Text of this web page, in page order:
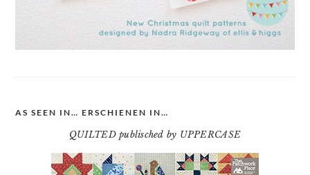
AS SEEN IN… ERSCHIENEN IN…
QUILTED publisched by UPPERCASE